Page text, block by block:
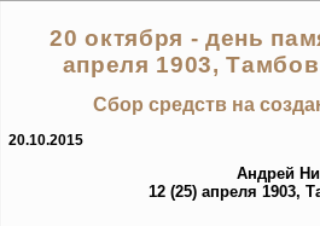
20 октября - день
апреля 1903,
Сбор средств на
20.10.2015
Андрей
12 (25) апреля 1903,